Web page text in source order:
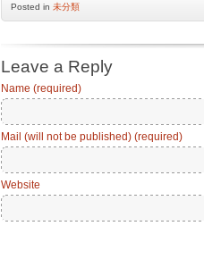
Posted in 未分類
Leave a Reply
Name (required)
Mail (will not be published) (required)
Website